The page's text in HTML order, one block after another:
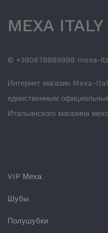
MEXA ITALY
© +380678889998 mexa-
Интернет магазин Mexa-
единственным
Итальянского магазина
VIP Меха
Шубы
Полушубки